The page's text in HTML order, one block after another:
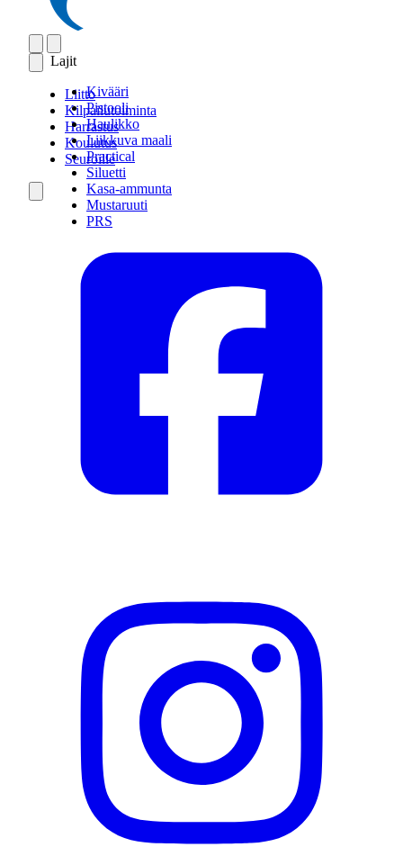
Lajit
Kivääri
Pistooli
Haulikko
Liikkuva maali
Practical
Siluetti
Kasa-ammunta
Mustaruuti
PRS
Liitto
Kilpailutoiminta
Harrastus
Koulutus
Seuroille